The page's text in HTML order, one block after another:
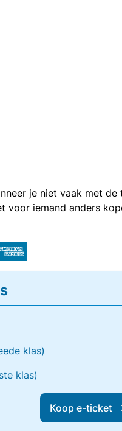
je niet vaak met
voor iemand anders
klas)
klas)
Koop e-ticket